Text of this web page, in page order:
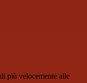
più velocemente alle